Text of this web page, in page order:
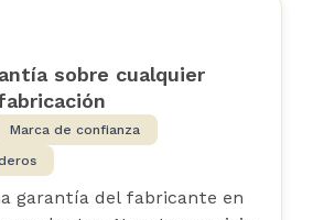
sobre cualquier
Marca de confianza
garantía del fabricante en